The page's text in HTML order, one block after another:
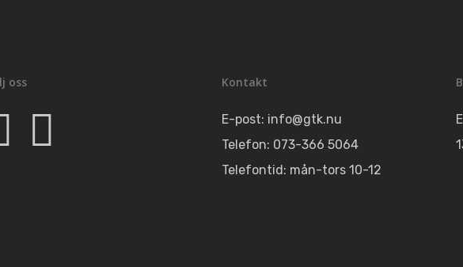
oss Kontakt
E-post: info@gtk.nu
Telefon: 073-366 5064
Telefontid: mån-tors 10-12